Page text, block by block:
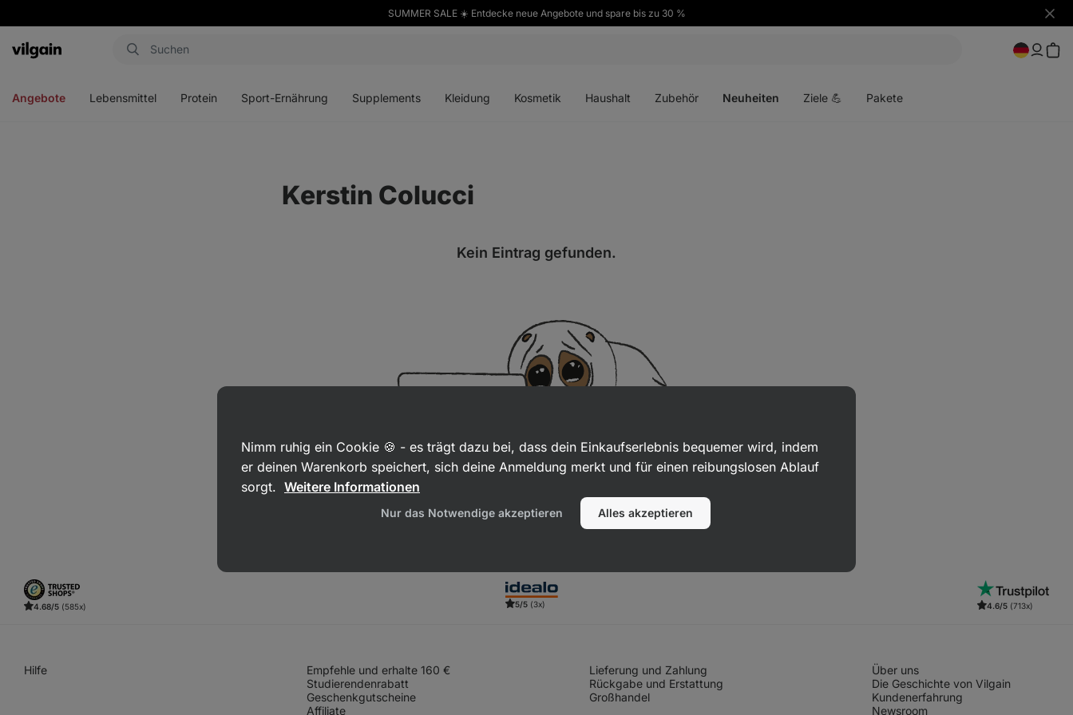
SUMMER SALE ☀️ Entdecke neue Angebote und spare bis zu 30 %
Aktin
Angebote Lebensmittel Protein Sport-Ernährung Supplements Kleidung Kosmetik Haushalt Zubehör Neuheiten Ziele 💪 Pakete
Kerstin Colucci
Kein Eintrag gefunden.
4.68/5 (585x) 5/5 (3x) 4.6/5 (713x)
Hilfe
Empfehle und erhalte 160 €
Studierendenrabatt
Geschenkgutscheine
Affiliate
Lieferung und Zahlung
Rückgabe und Erstattung
Großhandel
Über uns
Die Geschichte von Vilgain
Kundenerfahrung
Newsroom
Nimm ruhig ein Cookie 🍪 - es trägt dazu bei, dass dein Einkaufserlebnis bequemer wird, indem
er deinen Warenkorb speichert, sich deine Anmeldung merkt und für einen reibungslosen Ablauf
sorgt. Weitere Informationen
Nur das Notwendige akzeptieren Alles akzeptieren